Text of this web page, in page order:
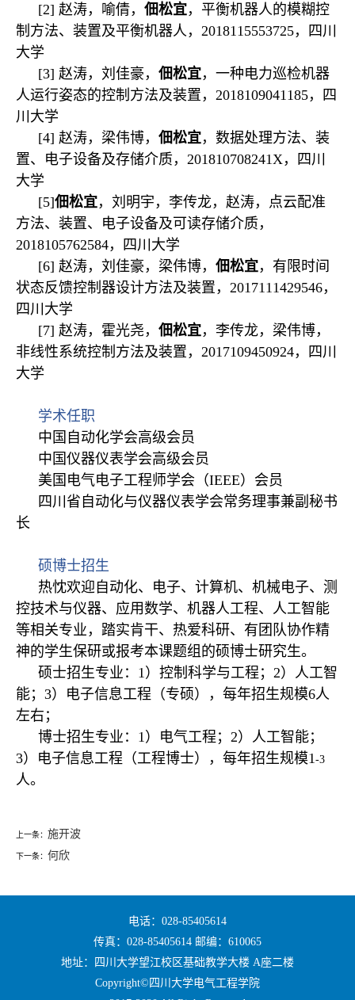
[2] 赵涛，喻倩， 佃松宜，平衡机器人的模糊控
制方法、装置及平衡机器人，2018115553725，四川
大学
[3] 赵涛，刘佳豪， 佃松宜，一种电力巡检机器
人运行姿态的控制方法及装置，2018109041185，四
川大学
[4] 赵涛，梁伟博， 佃松宜，数据处理方法、装
置、电子设备及存储介质，201810708241X，四川
大学
[5]佃松宜，刘明宇，李传龙，赵涛，点云配准
方法、装置、电子设备及可读存储介质，
2018105762584，四川大学
[6] 赵涛，刘佳豪，梁伟博， 佃松宜，有限时间
状态反馈控制器设计方法及装置，2017111429546，
四川大学
[7] 赵涛，霍光尧， 佃松宜，李传龙，梁伟博，
非线性系统控制方法及装置，2017109450924，四川
大学
学术任职
中国自动化学会高级会员
中国仪器仪表学会高级会员
美国电气电子工程师学会（IEEE）会员
四川省自动化与仪器仪表学会常务理事兼副秘书
长
硕博士招生
热忱欢迎自动化、电子、计算机、机械电子、测
控技术与仪器、应用数学、机器人工程、人工智能
等相关专业，踏实肯干、热爱科研、有团队协作精
神的学生保研或报考本课题组的硕博士研究生。
硕士招生专业：1）控制科学与工程；2）人工智
能；3）电子信息工程（专硕），每年招生规模6人
左右；
博士招生专业：1）电气工程；2）人工智能；
3）电子信息工程（工程博士），每年招生规模1 -3
人。
上一条： 施开波
下一条： 何欣
电话：028-85405614
传真：028-85405614 邮编：610065
地址：四川大学望江校区基础教学大楼 A座二楼
Copyright©四川大学电气工程学院